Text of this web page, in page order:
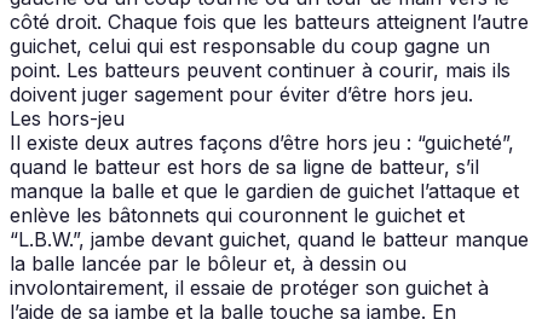
côté droit. Chaque fois que les batteurs atteignent l’autre
guichet, celui qui est responsable du coup gagne un
point. Les batteurs peuvent continuer à courir, mais ils
doivent juger sagement pour éviter d’être hors jeu.
Les hors-jeu
Il existe deux autres façons d’être hors jeu : “guicheté”,
quand le batteur est hors de sa ligne de batteur, s’il
manque la balle et que le gardien de guichet l’attaque et
enlève les bâtonnets qui couronnent le guichet et
“L.B.W.”, jambe devant guichet, quand le batteur manque
la balle lancée par le bôleur et, à dessin ou
involontairement, il essaie de protéger son guichet à
l’aide de sa jambe et la balle touche sa jambe. En